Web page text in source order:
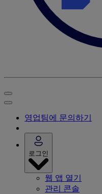
영업팀에 문의하기
로그인
웹 앱 열기
관리 콘솔